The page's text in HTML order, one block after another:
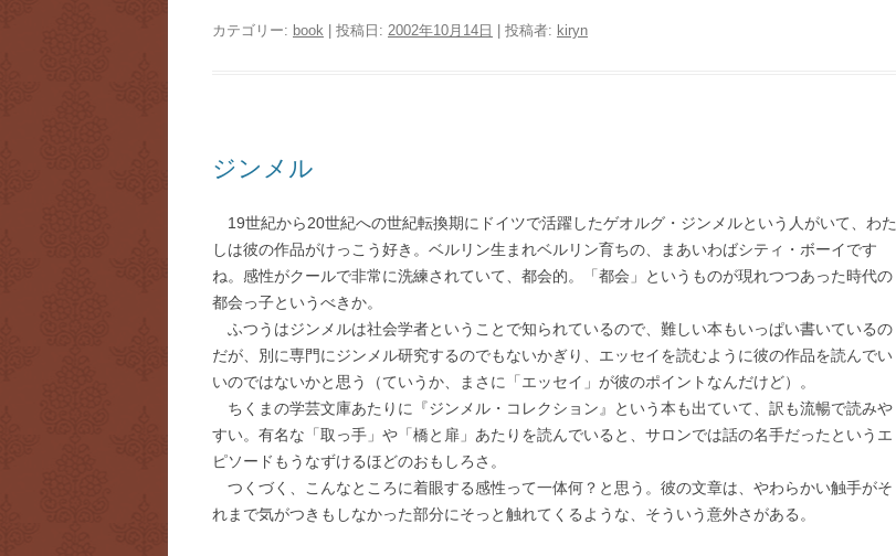
カテゴリー: book | 投稿日: 2002年10月14日 投稿者: kiryn
ジンメル
19世紀から20世紀への世紀転換期にドイツで活躍したゲオルグ・ジンメルという人がいて、わた
しは彼の作品がけっこう好き。ベルリン生まれベルリン育ちの、まあいわばシティ・ボーイです
ね。感性がクールで非常に洗練されていて、都会的。「都会」というものが現れつつあった時代の
都会っ子というべきか。
ふつうはジンメルは社会学者ということで知られているので、難しい本もいっぱい書いているの
だが、別に専門にジンメル研究するのでもないかぎり、エッセイを読むように彼の作品を読んでい
いのではないかと思う（ていうか、まさに「エッセイ」が彼のポイントなんだけど）。
ちくまの学芸文庫あたりに『ジンメル・コレクション』という本も出ていて、訳も流暢で読みや
すい。有名な「取っ手」や「橋と扉」あたりを読んでいると、サロンでは話の名手だったというエ
ピソードもうなずけるほどのおもしろさ。
つくづく、こんなところに着眼する感性って一体何？と思う。彼の文章は、やわらかい触手がそ
れまで気がつきもしなかった部分にそっと触れてくるような、そういう意外さがある。